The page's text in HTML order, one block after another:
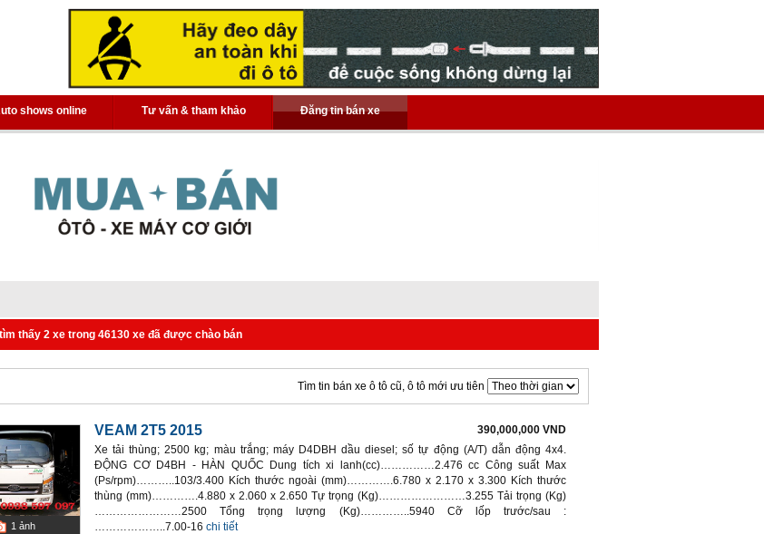
shows online Tư vấn & tham khảo Đăng tin bán xe
thấy 2 xe trong 46130 xe đã được chào bán
Tìm tin bán xe ô tô cũ, ô tô mới ưu tiên
1 ảnh
VEAM 2T5 2015
390,000,000 VND
Xe tải thùng; 2500 kg; màu trắng; máy D4DBH dầu diesel; số tự động (A/T) dẫn động 4x4.
ĐỘNG CƠ D4BH - HÀN QUỐC Dung tích xi lanh(cc)……………2.476 cc Công suất Max
(Ps/rpm)………..103/3.400 Kích thước ngoài (mm)………….6.780 x 2.170 x 3.300 Kích thước
thùng (mm)………….4.880 x 2.060 x 2.650 Tự trọng (Kg)……………………3.255 Tải trọng (Kg)
……………………2500 Tổng trọng lượng (Kg)…………..5940 Cỡ lốp trước/sau :
………………..7.00-16 chi tiết